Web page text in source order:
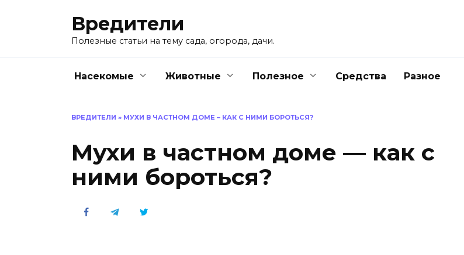
Вредители
Полезные статьи на тему сада, огорода, дачи.
Насекомые Животные Полезное Средства Разное
ВРЕДИТЕЛИ » МУХИ В ЧАСТНОМ ДОМЕ – КАК С НИМИ БОРОТЬСЯ?
Мухи в частном доме — как с
ними бороться?